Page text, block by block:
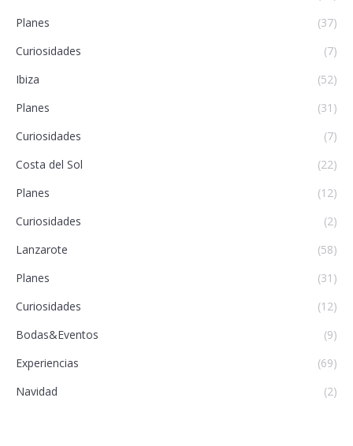
Planes
(37)
Curiosidades
(7)
Ibiza
(52)
Planes
(31)
Curiosidades
(7)
Costa del Sol
(22)
Planes
(12)
Curiosidades
(2)
Lanzarote
(58)
Planes
(31)
Curiosidades
(12)
Bodas&Eventos
(9)
Experiencias
(69)
Navidad
(2)